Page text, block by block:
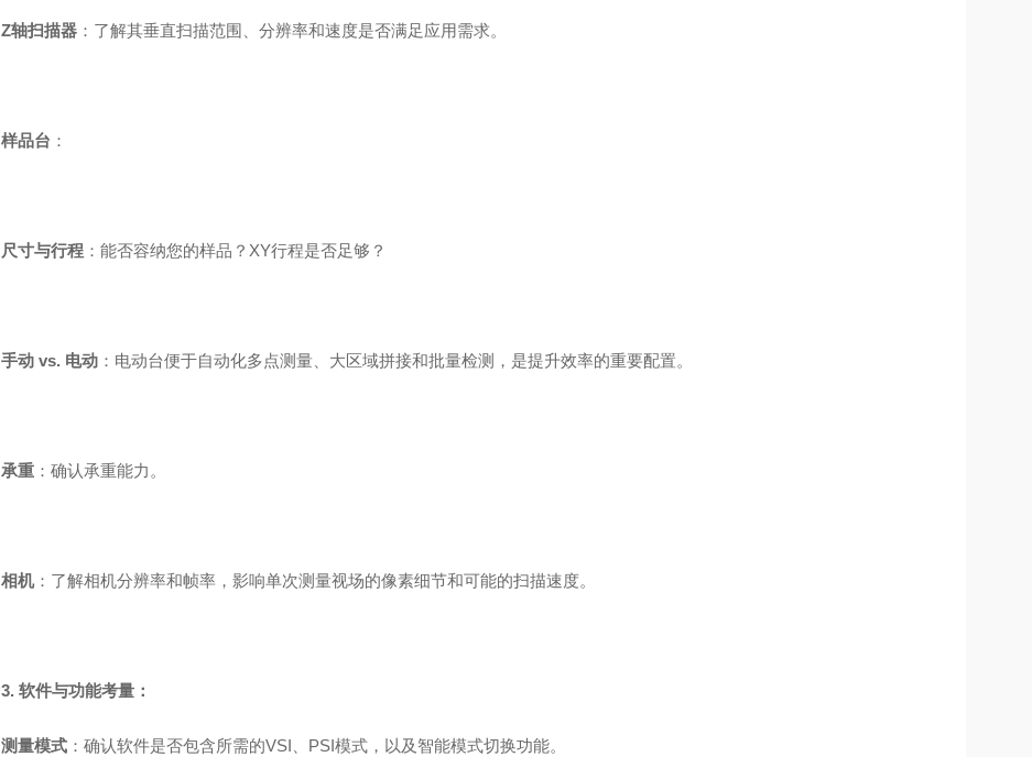
Z轴扫描器：了解其垂直扫描范围、分辨率和速度是否满足应用需求。
样品台 ：
尺寸与行程：能否容纳您的样品？XY行程是否足够？
手动 vs. 电动：电动台便于自动化多点测量、大区域拼接和批量检测，是提升效率的重要配置。
承重：确认承重能力。
相机：了解相机分辨率和帧率，影响单次测量视场的像素细节和可能的扫描速度。
3. 软件与功能考量：
测量模式：确认软件是否包含所需的VSI、PSI模式，以及智能模式切换功能。